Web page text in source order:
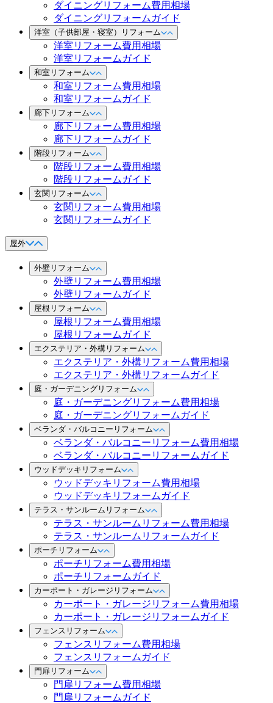
ダイニングリフォーム費用相場
ダイニングリフォームガイド
洋室（子供部屋・寝室）リフォーム
洋室リフォーム費用相場
洋室リフォームガイド
和室リフォーム
和室リフォーム費用相場
和室リフォームガイド
廊下リフォーム
廊下リフォーム費用相場
廊下リフォームガイド
階段リフォーム
階段リフォーム費用相場
階段リフォームガイド
玄関リフォーム
玄関リフォーム費用相場
玄関リフォームガイド
屋外
外壁リフォーム
外壁リフォーム費用相場
外壁リフォームガイド
屋根リフォーム
屋根リフォーム費用相場
屋根リフォームガイド
エクステリア・外構リフォーム
エクステリア・外構リフォーム費用相場
エクステリア・外構リフォームガイド
庭・ガーデニングリフォーム
庭・ガーデニングリフォーム費用相場
庭・ガーデニングリフォームガイド
ベランダ・バルコニーリフォーム
ベランダ・バルコニーリフォーム費用相場
ベランダ・バルコニーリフォームガイド
ウッドデッキリフォーム
ウッドデッキリフォーム費用相場
ウッドデッキリフォームガイド
テラス・サンルームリフォーム
テラス・サンルームリフォーム費用相場
テラス・サンルームリフォームガイド
ポーチリフォーム
ポーチリフォーム費用相場
ポーチリフォームガイド
カーポート・ガレージリフォーム
カーポート・ガレージリフォーム費用相場
カーポート・ガレージリフォームガイド
フェンスリフォーム
フェンスリフォーム費用相場
フェンスリフォームガイド
門扉リフォーム
門扉リフォーム費用相場
門扉リフォームガイド